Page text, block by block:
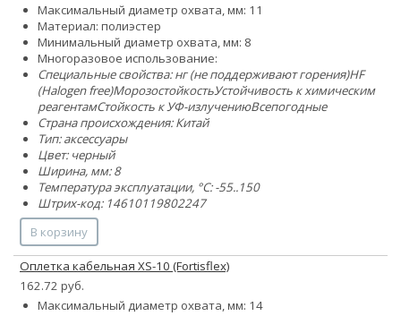
Максимальный диаметр охвата, мм: 11
Материал: полиэстер
Минимальный диаметр охвата, мм: 8
Многоразовое использование:
Специальные свойства:нг (не поддерживают горения)HF
(Halogen free)МорозостойкостьУстойчивость к химическим
реагентамСтойкость к УФ-излучениюВсепогодные
Страна происхождения: Китай
Тип: аксессуары
Цвет: черный
Ширина, мм: 8
Температура эксплуатации, °C: -55..150
Штрих-код: 14610119802247
В корзину
Оплетка кабельная XS-10 (Fortisflex)
162.72 руб.
Максимальный диаметр охвата, мм: 14